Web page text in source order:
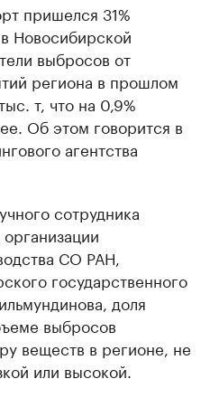
пришелся 31%
Новосибирской
выбросов от
региона в прошлом
т, что на 0,9%
Об этом говорится в
агентства
сотрудника
СО РАН,
государственного
доля
выбросов
веществ в регионе, не
или высокой.